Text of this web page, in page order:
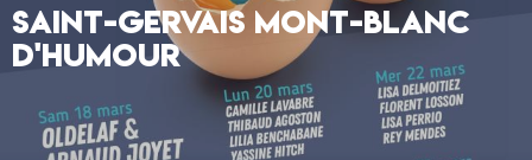
SAINT-GERVAIS MONT-BLANC
D'HUMOUR